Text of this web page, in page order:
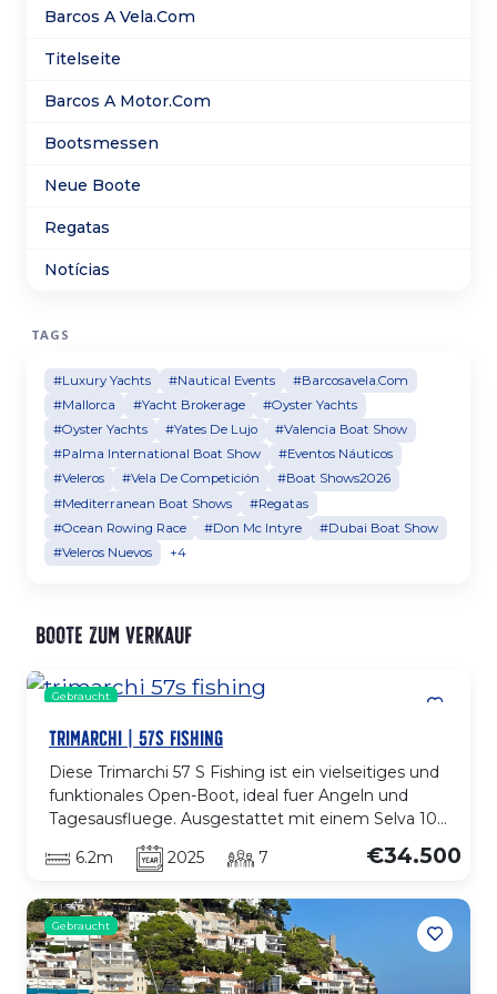
mejoras tanto técnicas como estéticas lo que la
Barcos A Vela.Com
Titelseite
Barcos A Motor.Com
Bootsmessen
Neue Boote
Regatas
Notícias
TAGS
#Luxury Yachts #Nautical Events
#Barcosavela.Com
#Mallorca
#Yacht Brokerage
#Oyster Yachts
#Oyster Yachts
#Yates De Lujo
#Valencia Boat Show
#Palma International Boat Show
#Eventos Náuticos
#Veleros
#Vela De Competición
#Boat Shows2026
#Mediterranean Boat Shows
#Regatas
#Ocean Rowing Race
#Don Mc Intyre
#Dubai Boat Show
#Veleros Nuevos
+4
Boote zum Verkauf
Gebraucht
TRIMARCHI | 57S FISHING
Diese Trimarchi 57 S Fishing ist ein vielseitiges und
funktionales Open-Boot, ideal fuer Angeln und
Tagesausfluege. Ausgestattet mit einem Selva 100
XSR Motor mit nur 20 Stunden bietet sie agile,
effiziente und nahezu neue Leistung. Die
Bewegungsflaechen und komfortablem
Sitzbereich sorgt fuer Komfort und
Bewegungsfreiheit an Bord. Der Rumpf bietet
stabile und sichere Fahrt fuer jede Art von Ausflug.
6.2m 2025 7 €34.500
Gebraucht